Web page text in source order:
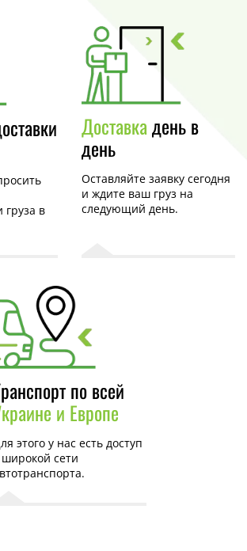
груза в
Доставкадень в
день
Оставляйте заявку сегодня
и ждите ваш груз на
следующий день.
по всей
и Европе
этого у нас есть доступ
широкой сети